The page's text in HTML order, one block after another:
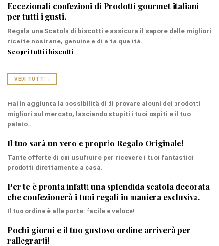
Eccezionali confezioni di Prodotti gourmet italiani
per tutti i gusti.
Regala una Scatola di biscotti e assicura il sapore delle migliori
ricette nostrane, genuine e di alta qualità.
Scopri tutti i biscotti
VEDI TUTTI →
Hai in aggiunta la possibilità di di provare alcuni dei prodotti
migliori sul mercato, lasciando stupiti i tuoi ospiti e il tuo
palato..
Il tuo sarà un vero e proprio Regalo Originale!
Tante offerte di cui usufruire per ricevere i tuoi fantastici
prodotti direttamente a casa.
Per te è pronta infatti una splendida scatola decorata
che confezionerà i tuoi regali in maniera esclusiva.
Il tuo ordine è alle porte: facile e veloce!
Pochi giorni e il tuo gustoso ordine arriverà per
rallegrarti!